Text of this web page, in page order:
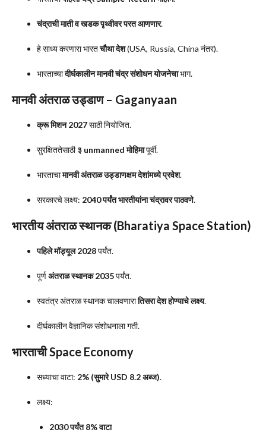
चंद्राची माती व खडक पृथ्वीवर परत आणणार.
हे साध्य करणारा भारतचौथा देश(USA, Russia, China नंतर).
भारताच्यादीर्घकालीन मानवी चंद्र संशोधन योजनेचाभाग.
मानवी अंतराळ उड्डाण – Gaganyaan
क्रू मिशन 2027साठी नियोजित.
सुरक्षिततेसाठी३ unmanned मोहिमापूर्वी.
भारताचामानवी अंतराळ उड्डाणक्षम देशांमध्ये प्रवेश.
सरकारचे लक्ष्य: 2040 पर्यंत भारतीयांना चंद्रावर पाठवणे.
भारतीय अंतराळ स्थानक (Bharatiya Space Station)
पहिले मॉड्यूल 2028पर्यंत.
पूर्णअंतराळ स्थानक 2035पर्यंत.
स्वतंत्र अंतराळ स्थानक चालवणारातिसरा देश होण्याचे लक्ष्य.
दीर्घकालीन वैज्ञानिक संशोधनाला गती.
भारताची Space Economy
सध्याचा वाटा: 2% (सुमारे USD 8.2 अब्ज).
लक्ष्य:
2030 पर्यंत 8% वाटा